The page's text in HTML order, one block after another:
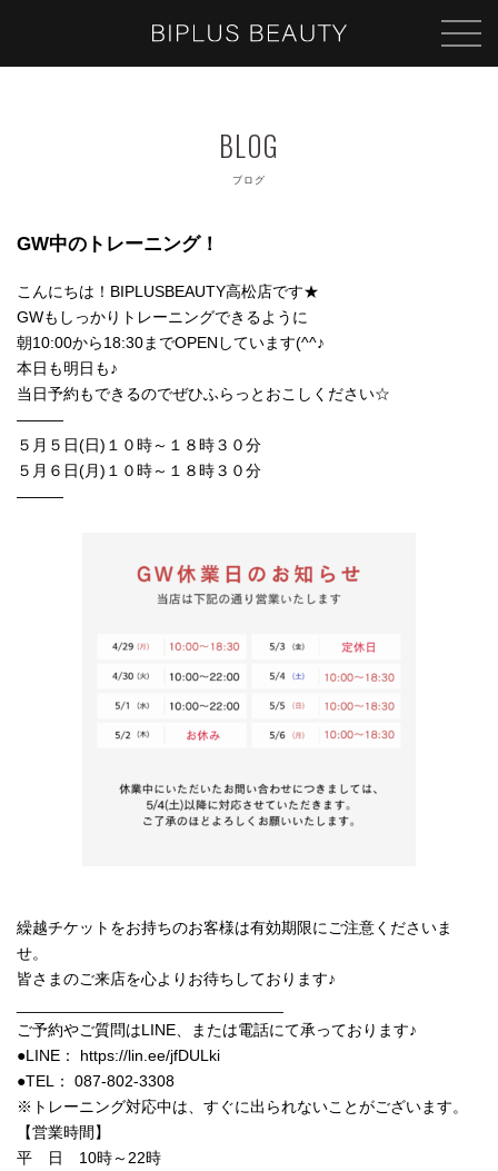
ブログ
GW中のトレーニング！
こんにちは！BIPLUSBEAUTY高松店です★
GWもしっかりトレーニングできるように
朝10:00から18:30までOPENしています(^^♪
本日も明日も♪
当日予約もできるのでぜひふらっとおこしください☆
―――
５月５日(日)１０時～１８時３０分
５月６日(月)１０時～１８時３０分
―――
繰越チケットをお持ちのお客様は有効期限にご注意くださいま
せ。
皆さまのご来店を心よりお待ちしております♪
ご予約やご質問はLINE、または電話にて承っております♪
●LINE： https://lin.ee/jfDULki
●TEL： 087-802-3308
※トレーニング対応中は、すぐに出られないことがございます。
【営業時間】
平 日 10時～22時